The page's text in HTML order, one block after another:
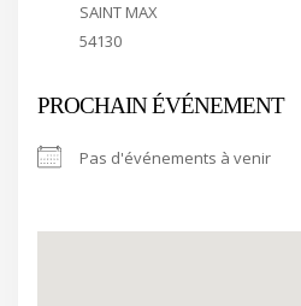
SAINT MAX
54130
PROCHAIN ÉVÉNEMENT
Pas d'événements à venir